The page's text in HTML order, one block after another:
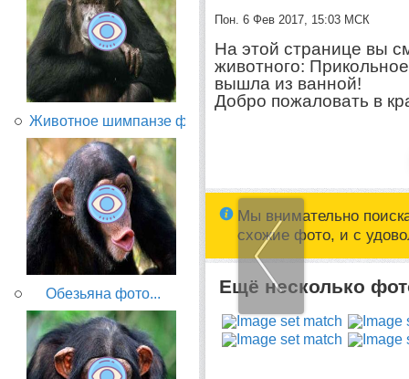
Животное шимпанзе фото...
Обезьяна фото...
Пон. 6 Фев 2017, 15:03 МСК
На этой странице вы
животного:
вышла из ванной!
Добро пожаловать в
Мы внимательно
схожие фото, и с
Ещё несколько